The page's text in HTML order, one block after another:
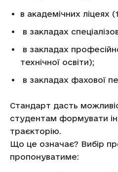
в академічних ліцеях
в закладах
в закладах
технічної освіти);
в закладах фахової
Стандарт дасть
студентам формувати
траєкторію.
Що це означає? Вибір
пропонуватиме: